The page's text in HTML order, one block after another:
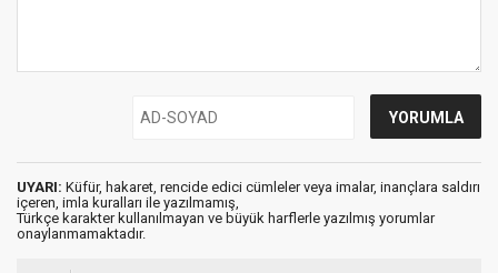
UYARI: Küfür, hakaret, rencide edici cümleler veya imalar, inançlara saldırı
içeren, imla kuralları ile yazılmamış,
Türkçe karakter kullanılmayan ve büyük harflerle yazılmış yorumlar
onaylanmamaktadır.